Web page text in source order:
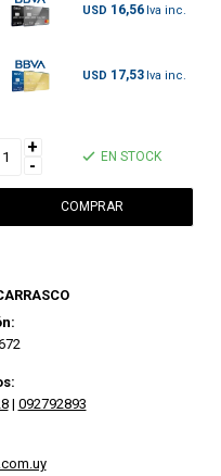
USD 16,56
USD 17,53
+
-
EN STOCK
| 092792893